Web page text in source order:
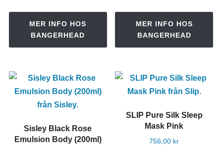
MER INFO HOS
BANGERHEAD
MER INFO HOS
BANGERHEAD
Sisley Black Rose
Emulsion Body (200ml)
SLIP Pure Silk Sleep
Mask Pink
756,00 kr